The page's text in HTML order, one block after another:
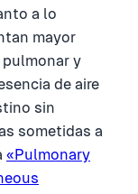
a lo
mayor
y
de aire
sin
sometidas a
«Pulmonary